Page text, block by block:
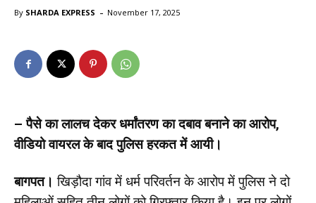
By SHARDA EXPRESS - November 17, 2025
– पैसे का लालच देकर धर्मांतरण का दबाव बनाने का आरोप,
वीडियो वायरल के बाद पुलिस हरकत में आयी।
बागपत। खिड़ौदा गांव में धर्म परिवर्तन के आरोप में पुलिस ने दो